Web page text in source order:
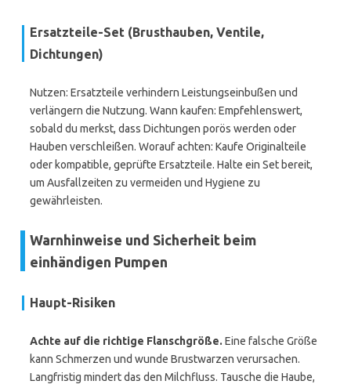
Ersatzteile-Set (Brusthauben, Ventile,
Dichtungen)
Nutzen: Ersatzteile verhindern Leistungseinbußen und
verlängern die Nutzung. Wann kaufen: Empfehlenswert,
sobald du merkst, dass Dichtungen porös werden oder
Hauben verschleißen. Worauf achten: Kaufe Originalteile
oder kompatible, geprüfte Ersatzteile. Halte ein Set bereit,
um Ausfallzeiten zu vermeiden und Hygiene zu
gewährleisten.
Warnhinweise und Sicherheit beim
einhändigen Pumpen
Haupt-Risiken
Achte auf die richtige Flanschgröße. Eine falsche Größe
kann Schmerzen und wunde Brustwarzen verursachen.
Langfristig mindert das den Milchfluss. Tausche die Haube,